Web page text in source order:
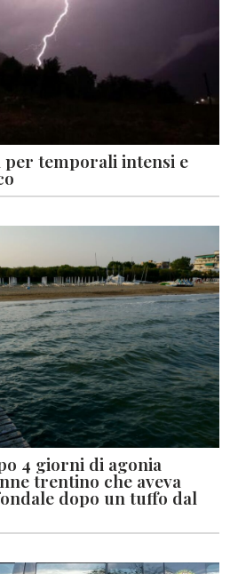
temporali intensi e
4 giorni di agonia
trentino che aveva
dopo un tuffo dal